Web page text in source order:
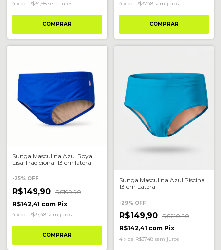
4 x de R$34,98 sem juros
COMPRAR
4 x de R$37,48 sem juros
COMPRAR
Sunga Masculina Azul Royal
Lisa Tradicional 13 cm lateral
-25% OFF
R$149,90 R$199,90
R$142,41 com Pix
4 x de R$37,48 sem juros
COMPRAR
Sunga Masculina Azul Piscina
13 cm Lateral
-29% OFF
R$149,90 R$210,90
R$142,41 com Pix
4 x de R$37,48 sem juros